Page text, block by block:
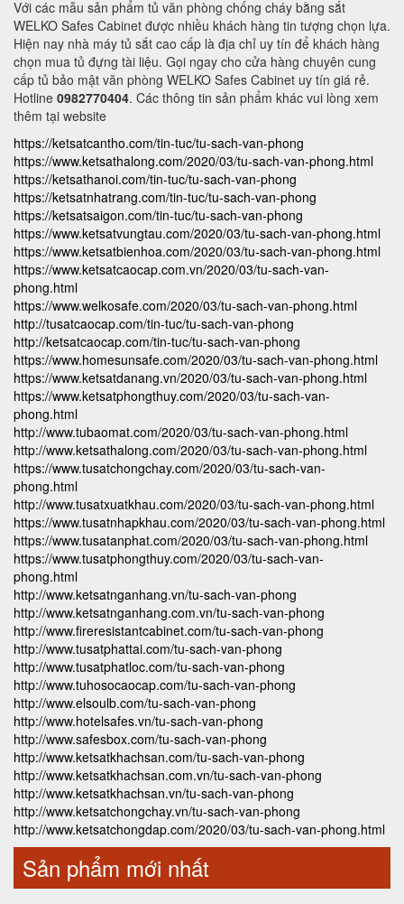
Với các mẫu sản phẩm tủ văn phòng chống cháy bằng sắt
WELKO Safes Cabinet được nhiều khách hàng tin tượng chọn lựa.
Hiện nay nhà máy tủ sắt cao cấp là địa chỉ uy tín để khách hàng
chọn mua tủ đựng tài liệu. Gọi ngay cho cửa hàng chuyên cung
cấp tủ bảo mật văn phòng WELKO Safes Cabinet uy tín giá rẻ.
Hotline 0982770404. Các thông tin sản phẩm khác vui lòng xem
thêm tại website
https://ketsatcantho.com/tin-tuc/tu-sach-van-phong
https://www.ketsathalong.com/2020/03/tu-sach-van-phong.html
https://ketsathanoi.com/tin-tuc/tu-sach-van-phong
https://ketsatnhatrang.com/tin-tuc/tu-sach-van-phong
https://ketsatsaigon.com/tin-tuc/tu-sach-van-phong
https://www.ketsatvungtau.com/2020/03/tu-sach-van-phong.html
https://www.ketsatbienhoa.com/2020/03/tu-sach-van-phong.html
https://www.ketsatcaocap.com.vn/2020/03/tu-sach-van-
phong.html
https://www.welkosafe.com/2020/03/tu-sach-van-phong.html
http://tusatcaocap.com/tin-tuc/tu-sach-van-phong
http://ketsatcaocap.com/tin-tuc/tu-sach-van-phong
https://www.homesunsafe.com/2020/03/tu-sach-van-phong.html
https://www.ketsatdanang.vn/2020/03/tu-sach-van-phong.html
https://www.ketsatphongthuy.com/2020/03/tu-sach-van-
phong.html
http://www.tubaomat.com/2020/03/tu-sach-van-phong.html
http://www.ketsathalong.com/2020/03/tu-sach-van-phong.html
https://www.tusatchongchay.com/2020/03/tu-sach-van-
phong.html
http://www.tusatxuatkhau.com/2020/03/tu-sach-van-phong.html
https://www.tusatnhapkhau.com/2020/03/tu-sach-van-phong.html
https://www.tusatanphat.com/2020/03/tu-sach-van-phong.html
https://www.tusatphongthuy.com/2020/03/tu-sach-van-
phong.html
http://www.ketsatnganhang.vn/tu-sach-van-phong
http://www.ketsatnganhang.com.vn/tu-sach-van-phong
http://www.fireresistantcabinet.com/tu-sach-van-phong
http://www.tusatphattai.com/tu-sach-van-phong
http://www.tusatphatloc.com/tu-sach-van-phong
http://www.tuhosocaocap.com/tu-sach-van-phong
http://www.elsoulb.com/tu-sach-van-phong
http://www.hotelsafes.vn/tu-sach-van-phong
http://www.safesbox.com/tu-sach-van-phong
http://www.ketsatkhachsan.com/tu-sach-van-phong
http://www.ketsatkhachsan.com.vn/tu-sach-van-phong
http://www.ketsatkhachsan.vn/tu-sach-van-phong
http://www.ketsatchongchay.vn/tu-sach-van-phong
http://www.ketsatchongdap.com/2020/03/tu-sach-van-phong.html
Sản phẩm mới nhất